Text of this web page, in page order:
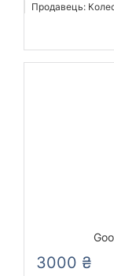
Продавець:
3000 ₴